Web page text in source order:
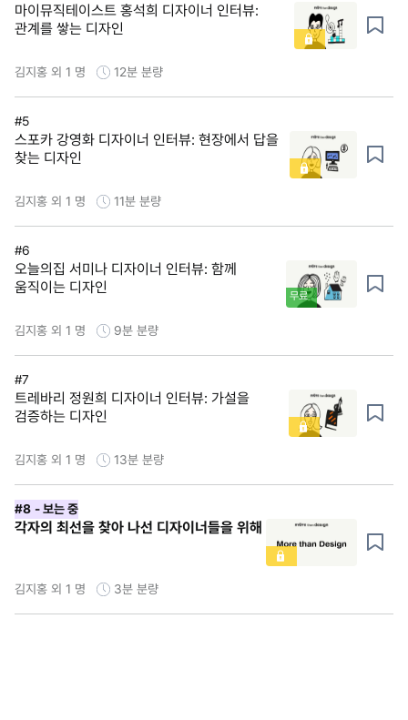
마이뮤직테이스트 홍석희 디자이너 인터뷰:
관계를 쌓는 디자인
김지홍 외 1 명 12분 분량
#5
스포카 강영화 디자이너 인터뷰: 현장에서 답을
찾는 디자인
김지홍 외 1 명 11분 분량
#6
오늘의집 서미나 디자이너 인터뷰: 함께
움직이는 디자인
무료
김지홍 외 1 명 9분 분량
#7
트레바리 정원희 디자이너 인터뷰: 가설을
검증하는 디자인
김지홍 외 1 명 13분 분량
#8 - 보는 중
각자의 최선을 찾아 나선 디자이너들을 위해
김지홍 외 1 명 3분 분량